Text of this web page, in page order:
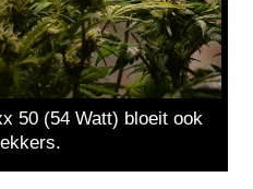
50 (54 Watt) bloeit ook